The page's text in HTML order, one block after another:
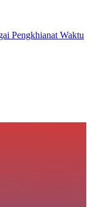
Pengkhianat Waktu